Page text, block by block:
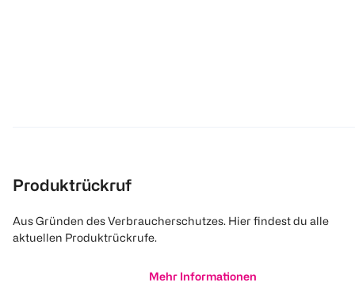
Produktrückruf
Aus Gründen des Verbraucherschutzes. Hier findest du alle
aktuellen Produktrückrufe.
Mehr Informationen